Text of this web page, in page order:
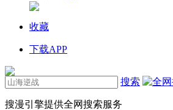
收藏
下载APP
搜索
搜漫引擎提供全网搜索服务